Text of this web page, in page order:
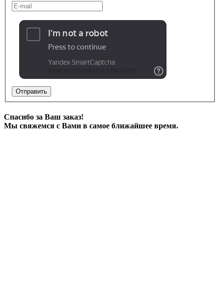
Отправить
Спасибо за Ваш заказ!
Мы свяжемся с Вами в самое ближайшее время.